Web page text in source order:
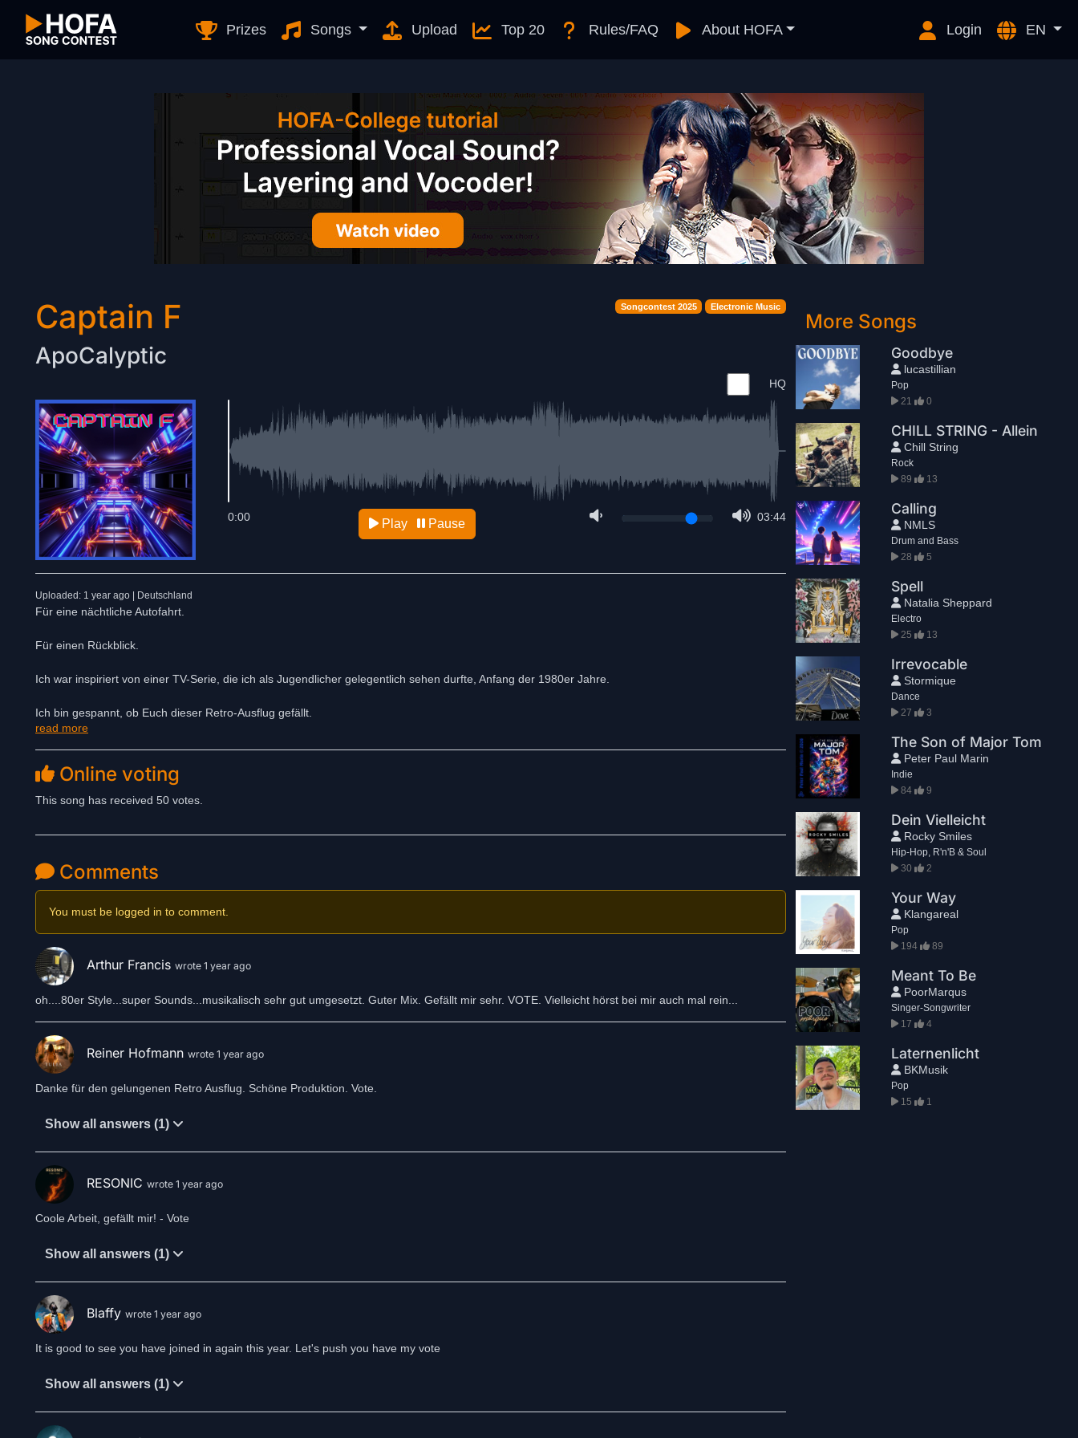
Prizes Songs Upload Top 20 Rules/FAQ About HOFA Login EN
Songcontest 2025 Electronic Music
Captain F
ApoCalyptic
HQ
03:44
0:00 Play Pause
Uploaded: 1 year ago | Deutschland
Für eine nächtliche Autofahrt.
Für einen Rückblick.
Ich war inspiriert von einer TV-Serie, die ich als Jugendlicher gelegentlich sehen durfte, Anfang der 1980er Jahre.
Ich bin gespannt, ob Euch dieser Retro-Ausflug gefällt.
read more
Online voting
This song has received 50 votes.
Comments
You must be logged in to comment.
Arthur Francis wrote 1 year ago
oh....80er Style...super Sounds...musikalisch sehr gut umgesetzt. Guter Mix. Gefällt mir sehr. VOTE. Vielleicht hörst bei mir auch mal rein...
Reiner Hofmann wrote 1 year ago
Danke für den gelungenen Retro Ausflug. Schöne Produktion. Vote.
Show all answers (1)
RESONIC wrote 1 year ago
Coole Arbeit, gefällt mir! - Vote
Show all answers (1)
Blaffy wrote 1 year ago
It is good to see you have joined in again this year. Let's push you have my vote
Show all answers (1)
More Songs
Goodbye
lucastillian
Pop
21
0
CHILL STRING - Allein
Chill String
Rock
89
13
Calling
NMLS
Drum and Bass
28
5
Spell
Natalia Sheppard
Electro
25
13
Irrevocable
Stormique
Dance
27
3
The Son of Major Tom
Peter Paul Marin
Indie
84
9
Dein Vielleicht
Rocky Smiles
Hip-Hop, R'n'B & Soul
30
2
Your Way
Klangareal
Pop
194
89
Meant To Be
PoorMarqus
Singer-Songwriter
17
4
Laternenlicht
BKMusik
Pop
15
1